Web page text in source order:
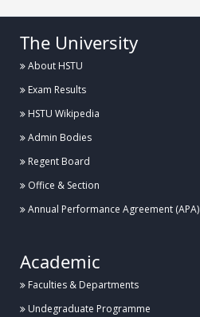
The University
About HSTU
Exam Results
HSTU Wikipedia
Admin Bodies
Regent Board
Office & Section
Annual Performance Agreement (APA)
Academic
Faculties & Departments
Undegraduate Programme